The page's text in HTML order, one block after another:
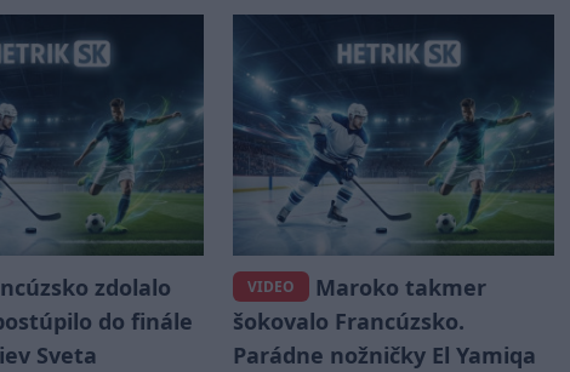
zdolalo
do finále
Sveta
VIDEO
Maroko takmer
šokovalo Francúzsko.
Parádne nožničky El Yamiqa